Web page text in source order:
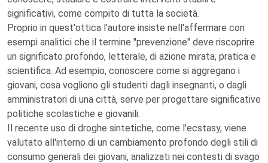
significativi, come compito di tutta la società.
Proprio in quest'ottica l'autore insiste nell'affermare con
esempi analitici che il termine "prevenzione" deve riscoprire
un significato profondo, letterale, di azione mirata, pratica e
scientifica. Ad esempio, conoscere come si aggregano i
giovani, cosa vogliono gli studenti dagli insegnanti, o dagli
amministratori di una città, serve per progettare significative
politiche scolastiche e giovanili.
Il recente uso di droghe sintetiche, come l'ecstasy, viene
valutato all'interno di un cambiamento profondo degli stili di
consumo generali dei giovani, analizzati nei contesti di svago